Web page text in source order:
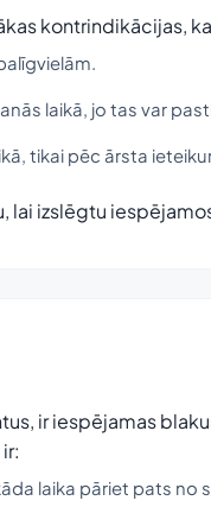
kontrindikācijas,
laikā, jo tas var
tikai pēc ārsta
izslēgtu
ir iespējamas
laika pāriet pats no